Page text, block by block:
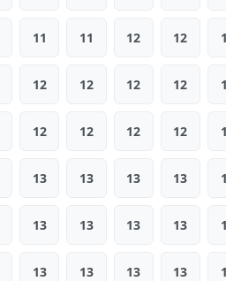
11 11 12 12
12 12 12 12
12 12 12 12
13 13 13 13
13 13 13 13
13 13 13 13